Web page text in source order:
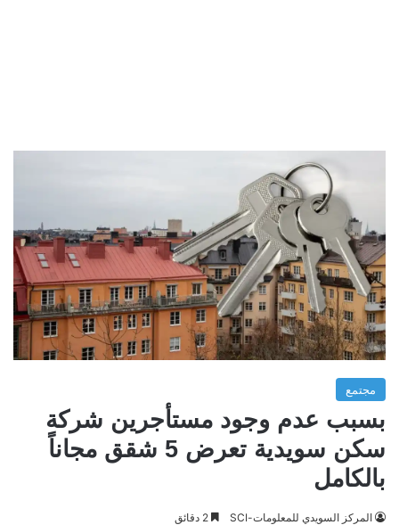
مجتمع
بسبب عدم وجود مستأجرين شركة
سكن سويدية تعرض 5 شقق مجاناً
بالكامل
المركز السويدي للمعلومات-SCI